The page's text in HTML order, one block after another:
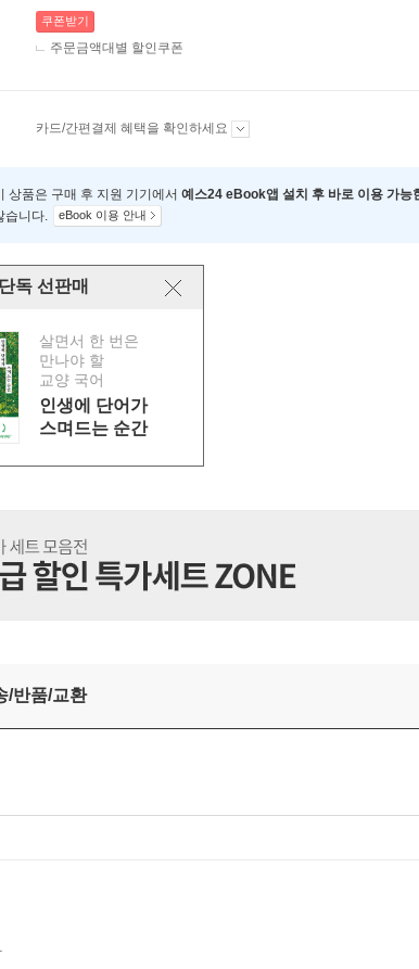
쿠폰받기
주문금액대별 할인쿠폰
카드/간편결제 혜택을 확인하세요
상품은 구매 후 지원 기기에서 예스24 eBook앱 설치 후 바로 이용 가능
습니다.
eBook 이용 안내
독 선판매
살면서 한 번은
만나야 할
교양 국어
인생에 단어가
스며드는 순간
/반품/교환